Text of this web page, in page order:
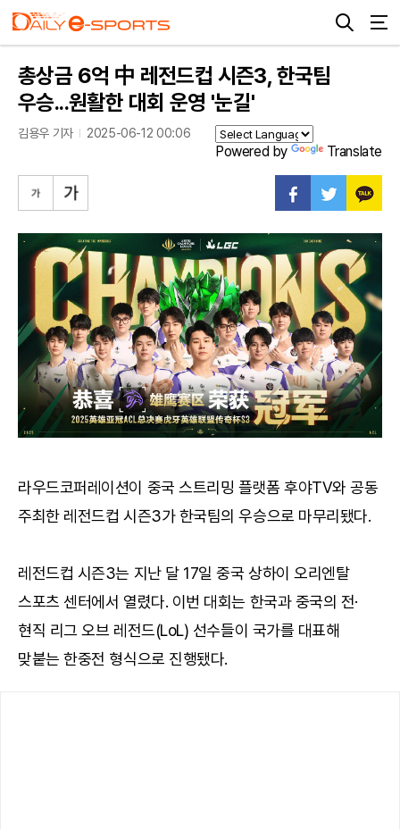
총상금 6억 中 레전드컵 시즌3, 한국팀
우승...원활한 대회 운영 '눈길'
김용우 기자 2025-06-12 00:06
Powered by Translate
라우드코퍼레이션이 중국 스트리밍 플랫폼 후야TV와 공동
주최한 레전드컵 시즌3가 한국팀의 우승으로 마무리됐다.
레전드컵 시즌3는 지난 달 17일 중국 상하이 오리엔탈
스포츠 센터에서 열렸다. 이번 대회는 한국과 중국의 전·
현직 리그 오브 레전드(LoL) 선수들이 국가를 대표해
맞붙는 한중전 형식으로 진행됐다.